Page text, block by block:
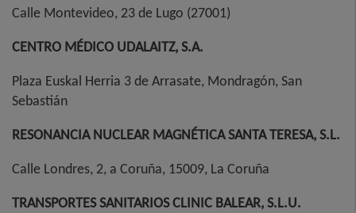
Calle Montevideo, 23 de Lugo (27001)
CENTRO MÉDICO UDALAITZ, S.A.
Plaza Euskal Herria 3 de Arrasate, Mondragón, San
Sebastián
RESONANCIA NUCLEAR MAGNÉTICA SANTA TERESA, S.L.
Calle Londres, 2, a Coruña, 15009, La Coruña
TRANSPORTES SANITARIOS CLINIC BALEAR, S.L.U.